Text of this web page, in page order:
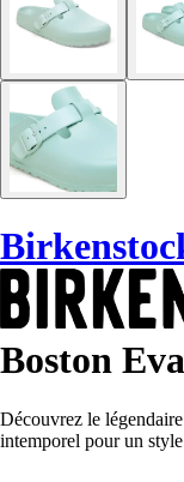
Boston Eva
Découvrez le
intemporel pour un